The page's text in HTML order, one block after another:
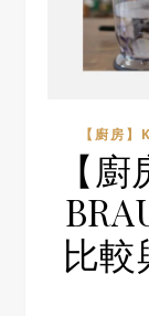
【廚房
【
比